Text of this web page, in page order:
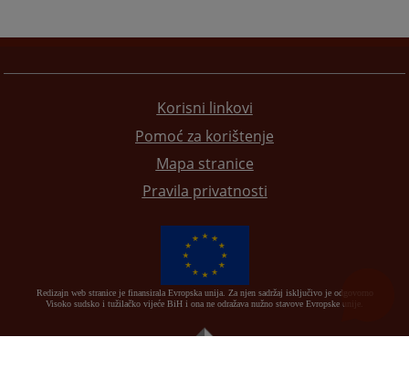
Korisni linkovi
Pomoć za korištenje
Mapa stranice
Pravila privatnosti
Redizajn web stranice je finansirala Evropska unija. Za njen sadržaj isključivo je odgovorno
Visoko sudsko i tužilačko vijeće BiH i ona ne odražava nužno stavove Evropske unije.